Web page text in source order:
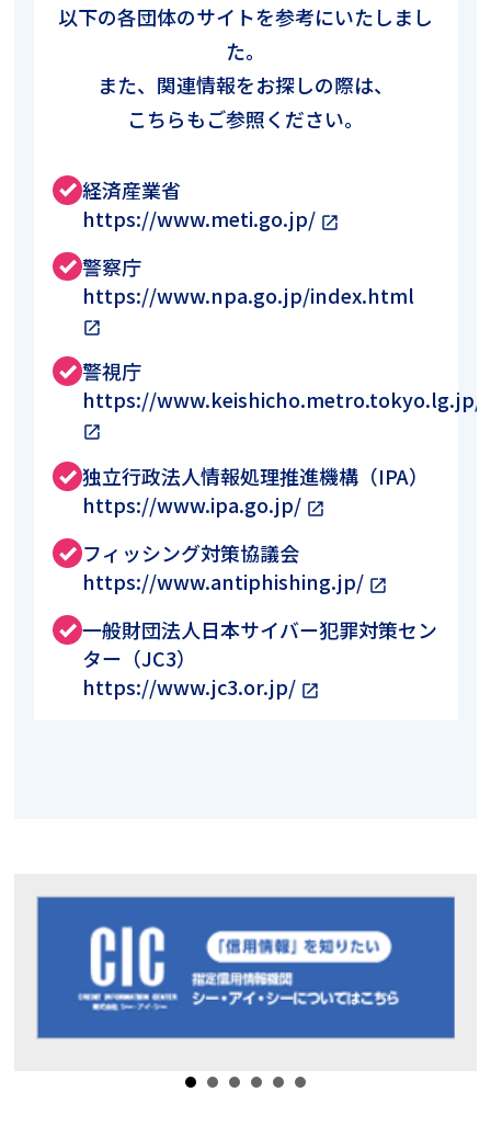
以下の各団体のサイトを参考にいたしまし
た。
また、関連情報をお探しの際は、
こちらもご参照ください。
done 経済産業省
https://www.meti.go.jp/ open_in_new
done 警察庁
https://www.npa.go.jp/index.html
open_in_new
done 警視庁
https://www.keishicho.metro.tokyo.lg.jp/
open_in_new
done 独立行政法人情報処理推進機構（IPA）
https://www.ipa.go.jp/ open_in_new
done フィッシング対策協議会
https://www.antiphishing.jp/ open_in_new
done 一般財団法人日本サイバー犯罪対策セン
ター（JC3）
https://www.jc3.or.jp/ open_in_new